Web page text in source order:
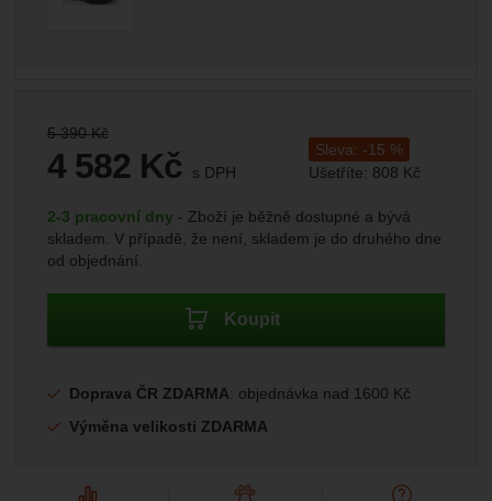
Marketingové
abychom vám mohli zobrazit vhodné obsahy nebo reklamy
jak na našich stránkách, tak na stránkách třetích stran.
Sleva: -15 %
Ušetříte: 808 Kč
Původní cena:
5 390Kč
4 582 Kč s DPH
Dostupnost:
2-3 pracovní dny
Zboží je běžně dostupné a bývá
skladem. V případě, že není, skladem je do druhého dne
od objednání.
Koupit
Doprava ČR ZDARMA: objednávka nad 1600 Kč
Výměna velikosti ZDARMA